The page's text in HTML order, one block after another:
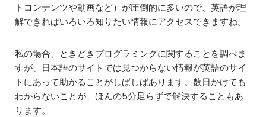
トコンテンツや動画など）が圧倒的に多いので、英語が理
解できればいろいろ知りたい情報にアクセスできますね。
私の場合、ときどきプログラミングに関することを調べま
すが、日本語のサイトでは見つからない情報が英語のサイ
トにあって助かることがしばしばあります。数日かけても
わからないことが、ほんの5分足らずで解決することもあ
ります。